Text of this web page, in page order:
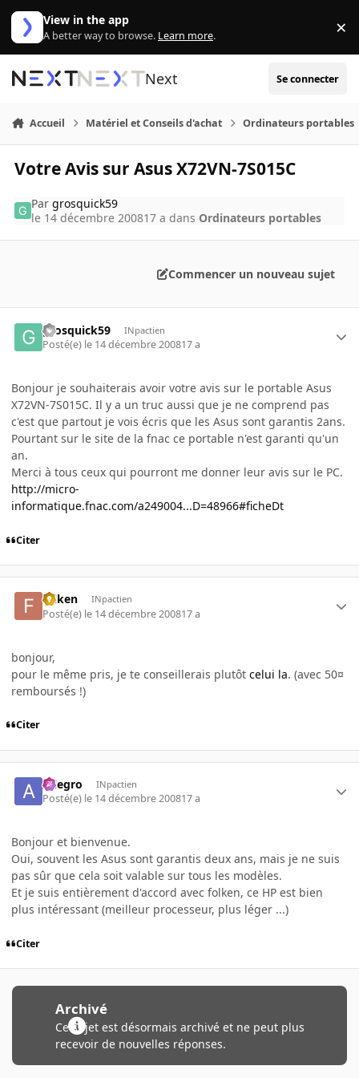
Aller au contenu
View in the app
A better way to browse. Learn more. ×
Next Se connecter
Accueil Matériel et Conseils d'achat Ordinateurs portables
Votre Avis sur Asus X72VN-7S015C
Pargrosquick59
le 14 décembre 200817 a dans Ordinateurs portables
Commencer un nouveau sujet
grosquick59 INpactien
Posté(e) le 14 décembre 200817 a
Bonjour je souhaiterais avoir votre avis sur le portable Asus
X72VN-7S015C. Il y a un truc aussi que je ne comprend pas
c'est que partout je vois écris que les Asus sont garantis 2ans.
Pourtant sur le site de la fnac ce portable n'est garanti qu'un
an.
Merci à tous ceux qui pourront me donner leur avis sur le PC.
http://micro-
informatique.fnac.com/a249004...D=48966#ficheDt
Citer
folken INpactien
Posté(e) le 14 décembre 200817 a
bonjour,
pour le même pris, je te conseillerais plutôt celui la. (avec 50¤
remboursés !)
Citer
Allegro INpactien
Posté(e) le 14 décembre 200817 a
Bonjour et bienvenue.
Oui, souvent les Asus sont garantis deux ans, mais je ne suis
pas sûr que cela soit valable sur tous les modèles.
Et je suis entièrement d'accord avec folken, ce HP est bien
plus intéressant (meilleur processeur, plus léger ...)
Citer
Archivé
Ce sujet est désormais archivé et ne peut plus
recevoir de nouvelles réponses.